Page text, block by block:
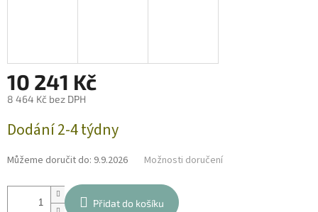
10 241 Kč
8 464 Kč bez DPH
cena:
Dodání 2-4 týdny
Můžeme doručit do: 9.9.2026 Možnosti doručení
Přidat do košíku